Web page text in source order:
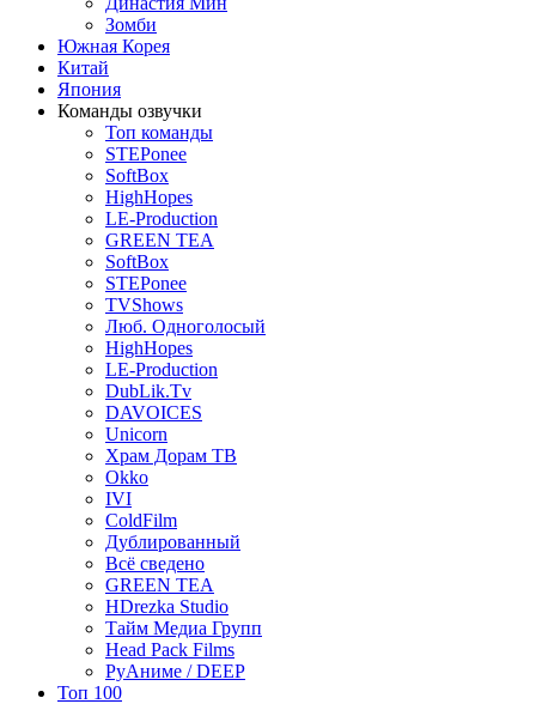
Зомби
Южная Корея
Китай
Япония
Команды озвучки
Топ команды
STEPonee
SoftBox
HighHopes
LE-Production
GREEN TEA
SoftBox
STEPonee
TVShows
Люб. Одноголосый
HighHopes
LE-Production
DubLik.Tv
DAVOICES
Unicorn
Храм Дорам ТВ
Okko
IVI
ColdFilm
Дублированный
Всё сведено
GREEN TEA
HDrezka Studio
Тайм Медиа Групп
Head Pack Films
РуАниме / DEEP
Топ 100